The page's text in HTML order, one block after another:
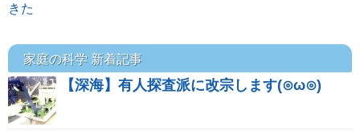
きた
家庭の科学 新着記事
【深海】有人探査派に改宗します(⊙ω⊙)